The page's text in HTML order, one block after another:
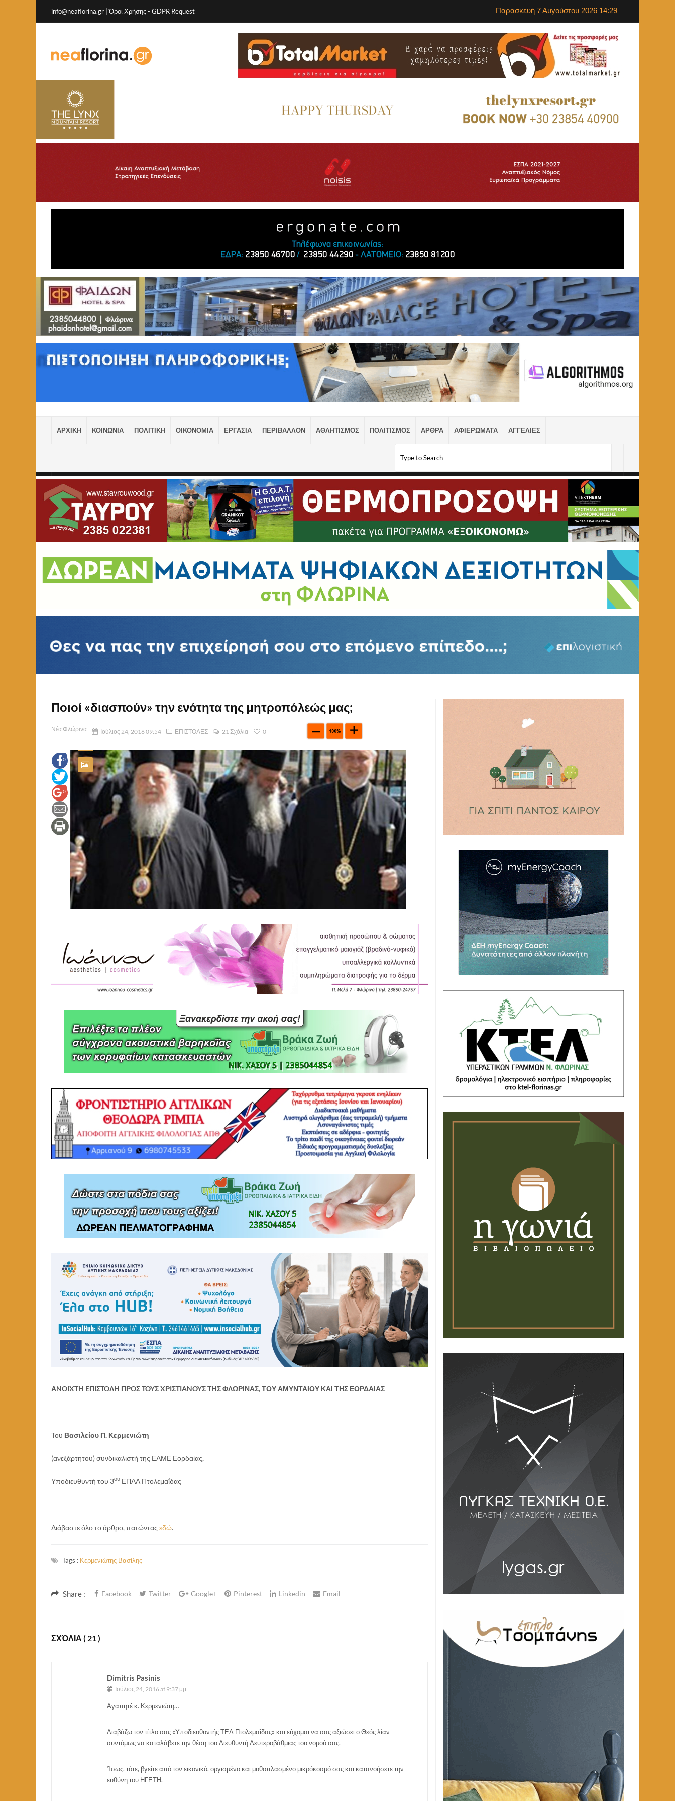
info@neaflorina.gr |Όροι Χρήσης- GDPR Request Παρασκευή 7 Αυγούστου 2026 14:29
ΑΡΧΙΚΗ ΚΟΙΝΩΝΙΑ ΠΟΛΙΤΙΚΗ ΟΙΚΟΝΟΜΙΑ ΕΡΓΑΣΙΑ ΠΕΡΙΒΑΛΛΟΝ ΑΘΛΗΤΙΣΜΟΣ ΠΟΛΙΤΙΣΜΟΣ ΑΡΘΡΑ ΑΦΙΕΡΩΜΑΤΑ ΑΓΓΕΛΙΕΣ
Ποιοί «διασπούν» την ενότητα της μητροπόλεώς μας;
Νέα Φλώρινα Ιούλιος 24, 2016 09:54 ΕΠΙΣΤΟΛΕΣ 21 Σχόλια 0
0
0
ΑNOIXTH EΠIΣTOΛH ΠΡOΣTOYΣXΡIΣTIANOYΣTHΣ ΦΛΩΡΙΝΑΣ, ΤΟΥ ΑΜΥΝΤΑΙΟΥ ΚΑΙ ΤΗΣ ΕΟΡΔΑΙΑΣ
Του Βασιλείου Π. Κερμενιώτη
(ανεξάρτητου) συνδικαλιστή της ΕΛΜΕ Εορδαίας,
Υποδιευθυντή του 3ου ΕΠΑΛ Πτολεμαΐδας
Διάβαστε όλο το άρθρο, πατώντας εδώ.
Tags : Κερμενιώτης Βασίλης
Share : Facebook Twitter Google+ Pinterest Linkedin Email
ΣΧΌΛΙΑ ( 21 )
Dimitris Pasinis
Ιούλιος 24, 2016 at 9:37 μμ
Αγαπητέ κ. Κερμενιώτη…
Διαβάζω τον τίτλο σας «Υποδιευθυντής ΤΕΛ Πτολεμαΐδας» και εύχομαι να σας αξιώσει ο Θεός λίαν
συντόμως να καταλάβετε την θέση του Διευθυντή Δευτεροβάθμιας του νομού σας.
‘Ίσως, τότε, βγείτε από τον εικονικό, οργισμένο και μυθοπλασμένο μικρόκοσμό σας και κατανοήσετε την
ευθύνη του ΗΓΕΤΗ.